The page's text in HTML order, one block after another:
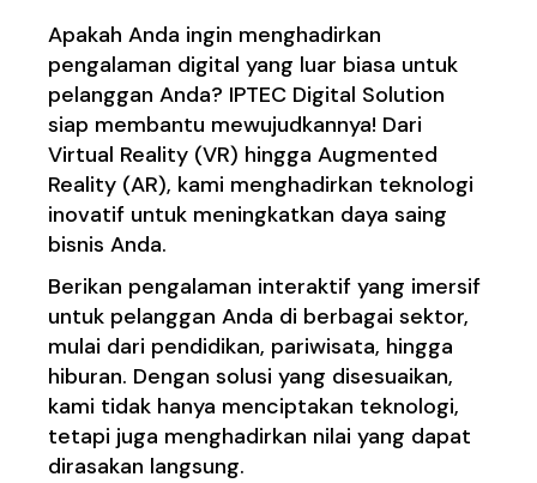
Apakah Anda ingin menghadirkan
pengalaman digital yang luar biasa untuk
pelanggan Anda? IPTEC Digital Solution
siap membantu mewujudkannya! Dari
Virtual Reality (VR) hingga Augmented
Reality (AR), kami menghadirkan teknologi
inovatif untuk meningkatkan daya saing
bisnis Anda.
Berikan pengalaman interaktif yang imersif
untuk pelanggan Anda di berbagai sektor,
mulai dari pendidikan, pariwisata, hingga
hiburan. Dengan solusi yang disesuaikan,
kami tidak hanya menciptakan teknologi,
tetapi juga menghadirkan nilai yang dapat
dirasakan langsung.